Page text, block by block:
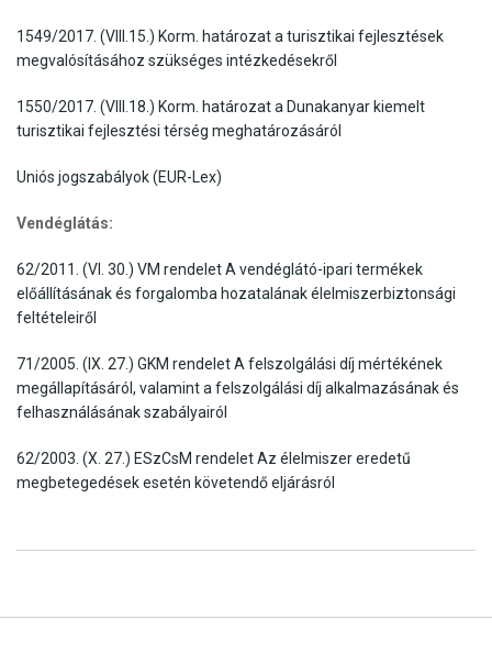
1549/2017. (VIII.15.) Korm. határozat a turisztikai fejlesztések
megvalósításához szükséges intézkedésekről
1550/2017. (VIII.18.) Korm. határozat a Dunakanyar kiemelt
turisztikai fejlesztési térség meghatározásáról
Uniós jogszabályok (EUR-Lex)
Vendéglátás:
62/2011. (VI. 30.) VM rendelet A vendéglátó-ipari termékek
előállításának és forgalomba hozatalának élelmiszerbiztonsági
feltételeiről
71/2005. (IX. 27.) GKM rendelet A felszolgálási díj mértékének
megállapításáról, valamint a felszolgálási díj alkalmazásának és
felhasználásának szabályairól
62/2003. (X. 27.) ESzCsM rendelet Az élelmiszer eredetű
megbetegedések esetén követendő eljárásról